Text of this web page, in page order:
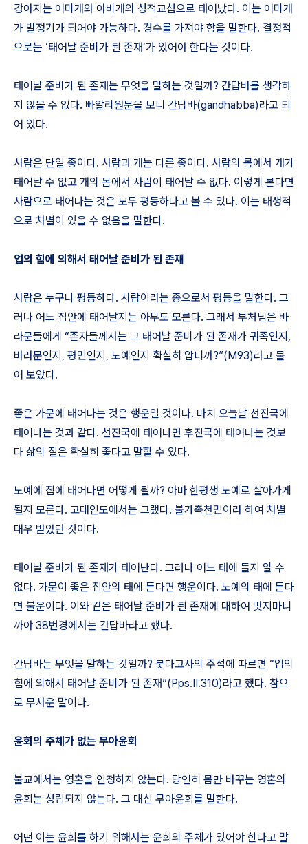
강아지는 어미개와 아비개의 성적교섭으로 태어났다. 이는 어미개
가 발정기가 되어야 가능하다. 경수를 가져야 함을 말한다. 결정적
으로는 ‘태어날 준비가 된 존재’가 있어야 한다는 것이다.
태어날 준비가 된 존재는 무엇을 말하는 것일까? 간답바를 생각하
지 않을 수 없다. 빠알리원문을 보니 간답바(gandhabba)라고 되
어 있다.
사람은 단일 종이다. 사람과 개는 다른 종이다. 사람의 몸에서 개가
태어날 수 없고 개의 몸에서 사람이 태어날 수 없다. 이렇게 본다면
사람으로 태어나는 것은 모두 평등하다고 볼 수 있다. 이는 태생적
으로 차별이 있을 수 없음을 말한다.
업의 힘에 의해서 태어날 준비가 된 존재
사람은 누구나 평등하다. 사람이라는 종으로서 평등을 말한다. 그
러나 어느 집안에 태어날지는 아무도 모른다. 그래서 부처님은 바
라문들에게 “존자들께서는 그 태어날 준비가 된 존재가 귀족인지,
바라문인지, 평민인지, 노예인지 확실히 압니까?”(M93)라고 물
어 보았다.
좋은 가문에 태어나는 것은 행운일 것이다. 마치 오늘날 선진국에
태어나는 것과 같다. 선진국에 태어나면 후진국에 태어나는 것보
다 삶의 질은 확실히 좋다고 말할 수 있다.
노예에 집에 태어나면 어떻게 될까? 아마 한평생 노예로 살아가게
될지 모른다. 고대인도에서는 그랬다. 불가촉천민이라 하여 차별
대우 받았던 것이다.
태어날 준비가 된 존재가 태어난다. 그러나 어느 태에 들지 알 수
없다. 가문이 좋은 집안의 태에 든다면 행운이다. 노예의 태에 든다
면 불운이다. 이와 같은 태어날 준비가 된 존재에 대하여 맛지마니
까야 38번경에서는 간답바라고 했다.
간답바는 무엇을 말하는 것일까? 붓다고사의 주석에 따르면 “업의
힘에 의해서 태어날 준비가 된 존재”(Pps.II.310)라고 했다. 참으
로 무서운 말이다.
윤회의 주체가 없는 무아윤회
불교에서는 영혼을 인정하지 않는다. 당연히 몸만 바꾸는 영혼의
윤회는 성립되지 않는다. 그 대신 무아윤회를 말한다.
어떤 이는 윤회를 하기 위해서는 윤회의 주체가 있어야 한다고 말